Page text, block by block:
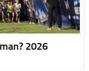
2026